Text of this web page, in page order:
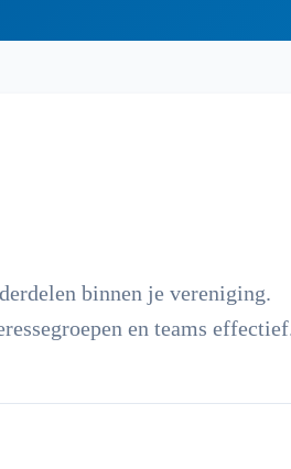
binnen je vereniging.
en teams